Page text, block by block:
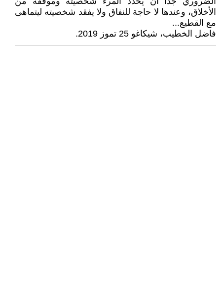
الأخلاق، وعندها لا حاجة للنفاق ولا يفقد شخصيته ليتماهى
مع القطيع...
فاضل الخطيب، شيكاغو 25 تموز 2019.